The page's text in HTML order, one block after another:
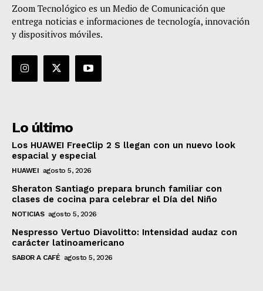
Zoom Tecnológico es un Medio de Comunicación que
entrega noticias e informaciones de tecnología, innovación
y dispositivos móviles.
Lo último
Los HUAWEI FreeClip 2 S llegan con un nuevo look
espacial y especial
HUAWEI agosto 5, 2026
Sheraton Santiago prepara brunch familiar con
clases de cocina para celebrar el Día del Niño
NOTICIAS agosto 5, 2026
Nespresso Vertuo Diavolitto: Intensidad audaz con
carácter latinoamericano
SABOR A CAFÉ agosto 5, 2026